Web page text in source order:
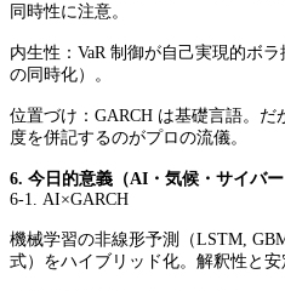
同時性に注意。
内生性：VaR 制御が自己実現的ボ
の同時化）。
位置づけ：GARCH は基礎言語。だ
度を併記するのがプロの流儀。
6. 今日的意義（AI・気候・サイバー
6-1. AI×GARCH
機械学習の非線形予測（LSTM,
式）をハイブリッド化。解釈性と安